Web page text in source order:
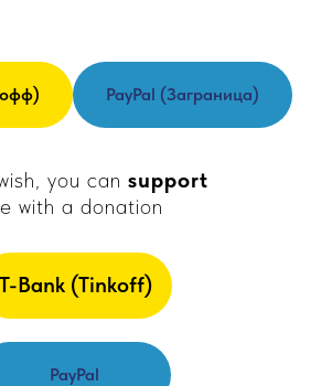
PayPal (заграница)
you can support
with a donation
T-Bank (Tinkoff)
PayPal